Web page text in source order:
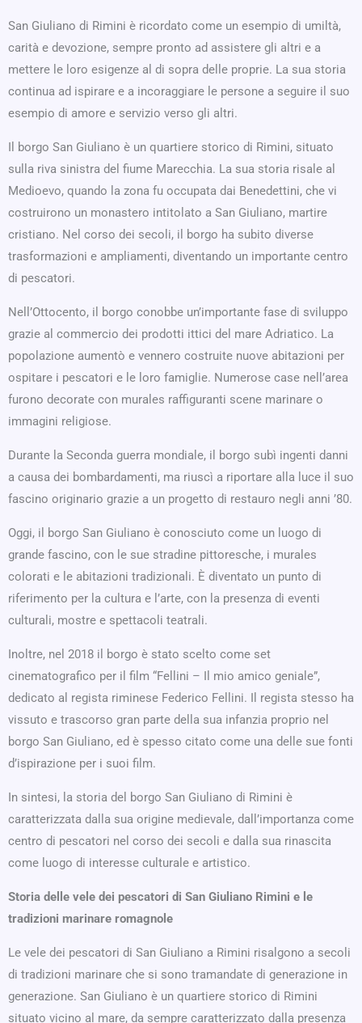
San Giuliano di Rimini è ricordato come un esempio di umiltà,
carità e devozione, sempre pronto ad assistere gli altri e a
mettere le loro esigenze al di sopra delle proprie. La sua storia
continua ad ispirare e a incoraggiare le persone a seguire il suo
esempio di amore e servizio verso gli altri.
Il borgo San Giuliano è un quartiere storico di Rimini, situato
sulla riva sinistra del fiume Marecchia. La sua storia risale al
Medioevo, quando la zona fu occupata dai Benedettini, che vi
costruirono un monastero intitolato a San Giuliano, martire
cristiano. Nel corso dei secoli, il borgo ha subito diverse
trasformazioni e ampliamenti, diventando un importante centro
di pescatori.
Nell’Ottocento, il borgo conobbe un’importante fase di sviluppo
grazie al commercio dei prodotti ittici del mare Adriatico. La
popolazione aumentò e vennero costruite nuove abitazioni per
ospitare i pescatori e le loro famiglie. Numerose case nell’area
furono decorate con murales raffiguranti scene marinare o
immagini religiose.
Durante la Seconda guerra mondiale, il borgo subì ingenti danni
a causa dei bombardamenti, ma riuscì a riportare alla luce il suo
fascino originario grazie a un progetto di restauro negli anni ’80.
Oggi, il borgo San Giuliano è conosciuto come un luogo di
grande fascino, con le sue stradine pittoresche, i murales
colorati e le abitazioni tradizionali. È diventato un punto di
riferimento per la cultura e l’arte, con la presenza di eventi
culturali, mostre e spettacoli teatrali.
Inoltre, nel 2018 il borgo è stato scelto come set
cinematografico per il film “Fellini – Il mio amico geniale”,
dedicato al regista riminese Federico Fellini. Il regista stesso ha
vissuto e trascorso gran parte della sua infanzia proprio nel
borgo San Giuliano, ed è spesso citato come una delle sue fonti
d’ispirazione per i suoi film.
In sintesi, la storia del borgo San Giuliano di Rimini è
caratterizzata dalla sua origine medievale, dall’importanza come
centro di pescatori nel corso dei secoli e dalla sua rinascita
come luogo di interesse culturale e artistico.
Storia delle vele dei pescatori di San Giuliano Rimini e le
tradizioni marinare romagnole
Le vele dei pescatori di San Giuliano a Rimini risalgono a secoli
di tradizioni marinare che si sono tramandate di generazione in
generazione. San Giuliano è un quartiere storico di Rimini
situato vicino al mare, da sempre caratterizzato dalla presenza